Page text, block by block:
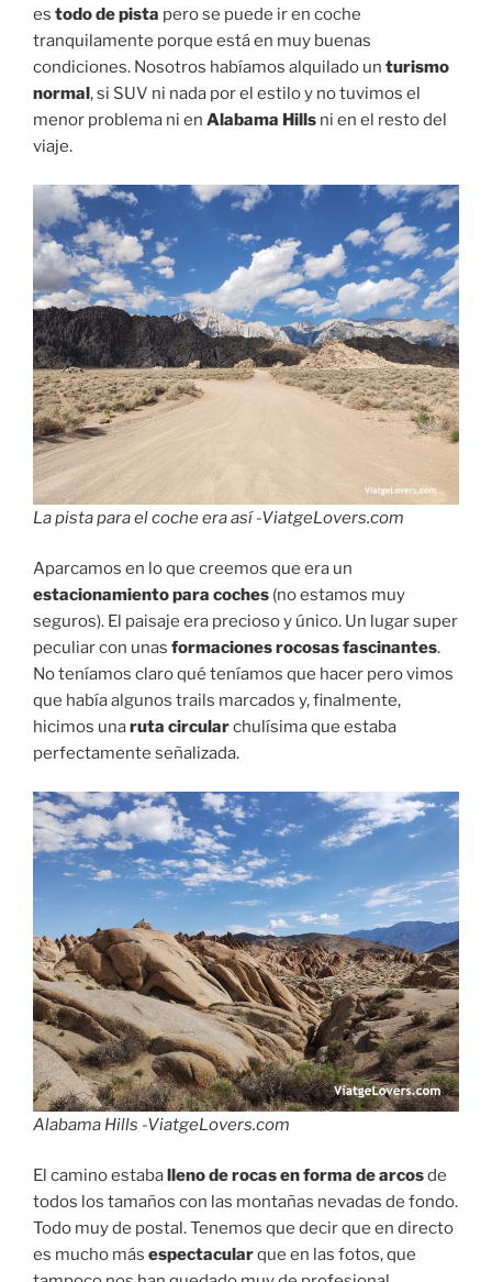
es todo de pista pero se puede ir en coche
tranquilamente porque está en muy buenas
condiciones. Nosotros habíamos alquilado un turismo
normal, si SUV ni nada por el estilo y no tuvimos el
menor problema ni en Alabama Hills ni en el resto del
viaje.
La pista para el coche era así -ViatgeLovers.com
Aparcamos en lo que creemos que era un
estacionamiento para coches (no estamos muy
seguros). El paisaje era precioso y único. Un lugar super
peculiar con unas formaciones rocosas fascinantes.
No teníamos claro qué teníamos que hacer pero vimos
que había algunos trails marcados y, finalmente,
hicimos unaruta circularchulísima que estaba
perfectamente señalizada.
Alabama Hills -ViatgeLovers.com
El camino estaballeno de rocas en forma de arcosde
todos los tamaños con las montañas nevadas de fondo.
Todo muy de postal. Tenemos que decir que en directo
es mucho más espectacularque en las fotos, que